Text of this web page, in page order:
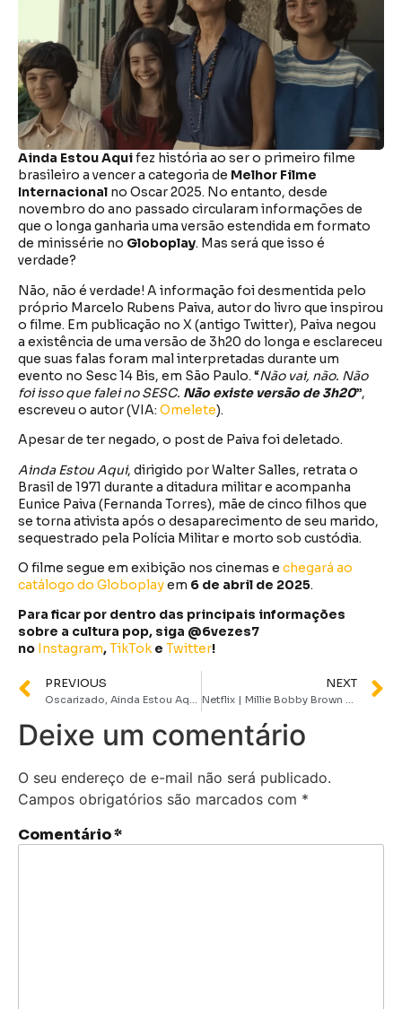
Ainda Estou Aquifez história ao ser o primeiro filme
brasileiro a vencer a categoria de Melhor Filme
Internacional no Oscar 2025. No entanto, desde
novembro do ano passado circularam informações de
que o longa ganharia uma versão estendida em formato
de minissérie no Globoplay. Mas será que isso é
verdade?
Não, não é verdade! A informação foi desmentida pelo
próprio Marcelo Rubens Paiva, autor do livro que inspirou
o filme. Em publicação no X (antigo Twitter), Paiva negou
a existência de uma versão de 3h20 do longa e esclareceu
que suas falas foram mal interpretadas durante um
evento no Sesc 14 Bis, em São Paulo. “Não vai, não. Não
foi isso que falei no SESC. Não existe versão de 3h20”,
escreveu o autor (VIA: Omelete).
Apesar de ter negado, o post de Paiva foi deletado.
Ainda Estou Aqui, dirigido por Walter Salles, retrata o
Brasil de 1971 durante a ditadura militar e acompanha
Eunice Paiva (Fernanda Torres), mãe de cinco filhos que
se torna ativista após o desaparecimento de seu marido,
sequestrado pela Polícia Militar e morto sob custódia.
O filme segue em exibição nos cinemas e chegará ao
catálogo do Globoplayem 6 de abril de 2025.
Para ficar por dentro das principais informações
sobre a cultura pop, siga @6vezes7
no Instagram,TikToke Twitter!
PREVIOUS
Oscarizado, Ainda Estou Aqui ganha data de estreia no streaming
NEXT
Netflix | Millie Bobby Brown e Irmãos Russo vêm ao Brasil para lançamento de The Electric State
Deixe um comentário
O seu endereço de e-mail não será publicado.
Campos obrigatórios são marcados com *
Comentário*